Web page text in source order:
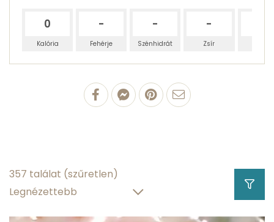
0
Kalória
-
Fehérje
-
Szénhidrát
-
Zsír
100 g Folyékony
édesítőszer
zsírtartalom
357 találat (szűretlen)